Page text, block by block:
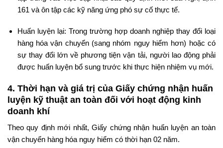
161 và ôn tập các kỹ năng ứng phó sự cố thực tế.
Huấn luyện lại: Trong trường hợp doanh nghiệp thay đổi loại
hàng hóa vận chuyển (sang nhóm nguy hiểm hơn) hoặc có
sự thay đổi lớn về phương tiện vận tải, người lao động phải
được huấn luyện bổ sung trước khi thực hiện nhiệm vụ mới.
4. Thời hạn và giá trị của Giấy chứng nhận huấn
luyện kỹ thuật an toàn đối với hoạt động kinh
doanh khí
Theo quy định mới nhất, Giấy chứng nhận huấn luyện an toàn
vận chuyển hàng hóa nguy hiểm có thời hạn 02 năm.